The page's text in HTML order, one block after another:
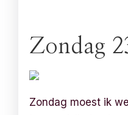
Zondag
Zondag moest ik